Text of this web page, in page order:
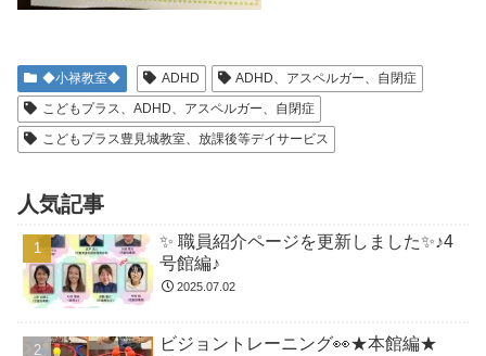
◆小禄教室◆ ADHD
ADHD、アスペルガー、自閉症
こどもプラス、ADHD、アスペルガー、自閉症
こどもプラス豊見城教室、放課後等デイサービス
人気記事
✨ 職員紹介ページを更新しました✨♪4
号館編♪
2025.07.02
ビジョントレーニング👀★本館編★